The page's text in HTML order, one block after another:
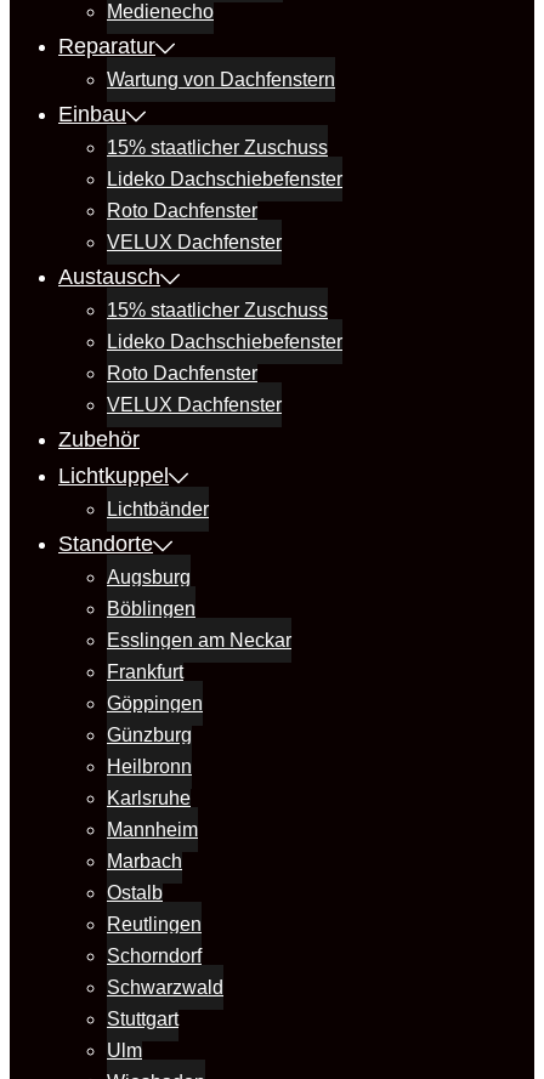
Medienecho
Reparatur
Wartung von Dachfenstern
Einbau
15% staatlicher Zuschuss
Lideko Dachschiebefenster
Roto Dachfenster
VELUX Dachfenster
Austausch
15% staatlicher Zuschuss
Lideko Dachschiebefenster
Roto Dachfenster
VELUX Dachfenster
Zubehör
Lichtkuppel
Lichtbänder
Standorte
Augsburg
Böblingen
Esslingen am Neckar
Frankfurt
Göppingen
Günzburg
Heilbronn
Karlsruhe
Mannheim
Marbach
Ostalb
Reutlingen
Schorndorf
Schwarzwald
Stuttgart
Ulm